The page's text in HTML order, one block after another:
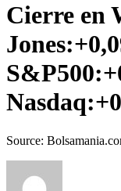
Cierre en
Source: